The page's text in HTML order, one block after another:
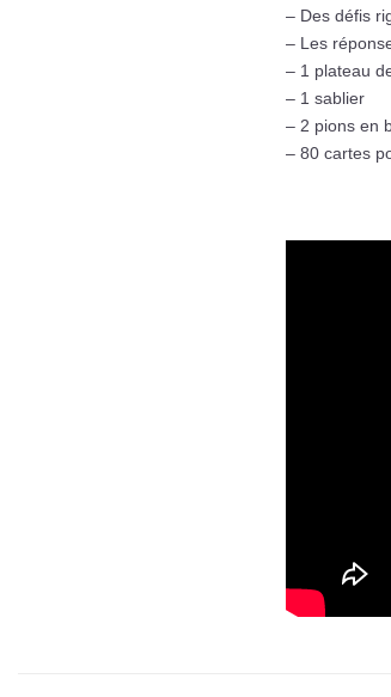
– Des défis
– Les
– 1 plateau
– 1 sablier
– 2 pions en
– 80 cartes